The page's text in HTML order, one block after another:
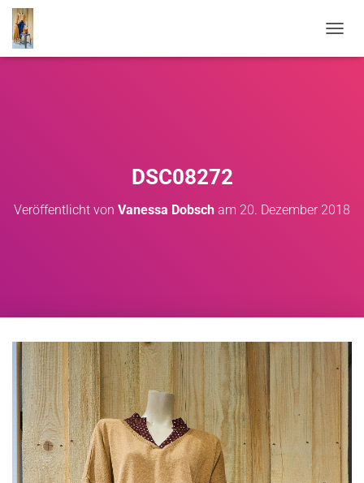
DSC08272
Veröffentlicht von Vanessa Dobsch am 20. Dezember 2018